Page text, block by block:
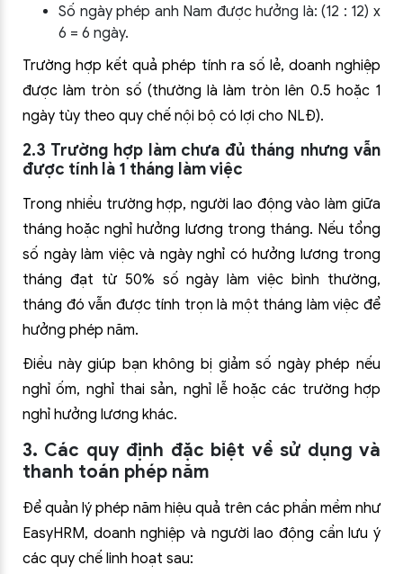
Số ngày phép anh Nam được hưởng là: (12 : 12) x
6 = 6 ngày.
Trường hợp kết quả phép tính ra số lẻ, doanh nghiệp
được làm tròn số (thường là làm tròn lên 0.5 hoặc 1
ngày tùy theo quy chế nội bộ có lợi cho NLĐ).
2.3 Trường hợp làm chưa đủ tháng nhưng vẫn
được tính là 1 tháng làm việc
Trong nhiều trường hợp, người lao động vào làm giữa
tháng hoặc nghỉ hưởng lương trong tháng. Nếu tổng
số ngày làm việc và ngày nghỉ có hưởng lương trong
tháng đạt từ 50% số ngày làm việc bình thường,
tháng đó vẫn được tính trọn là một tháng làm việc để
hưởng phép năm.
Điều này giúp bạn không bị giảm số ngày phép nếu
nghỉ ốm, nghỉ thai sản, nghỉ lễ hoặc các trường hợp
nghỉ hưởng lương khác.
3. Các quy định đặc biệt về sử dụng và
thanh toán phép năm
Để quản lý phép năm hiệu quả trên các phần mềm như
EasyHRM, doanh nghiệp và người lao động cần lưu ý
các quy chế linh hoạt sau: